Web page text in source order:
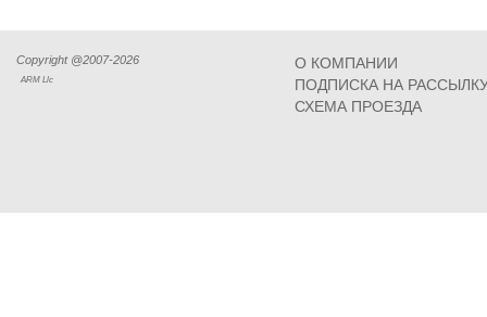
Copyright @2007-2026
ARM Llc
О КОМПАНИИ
ПОДПИСКА НА
СХЕМА ПРОЕЗДА